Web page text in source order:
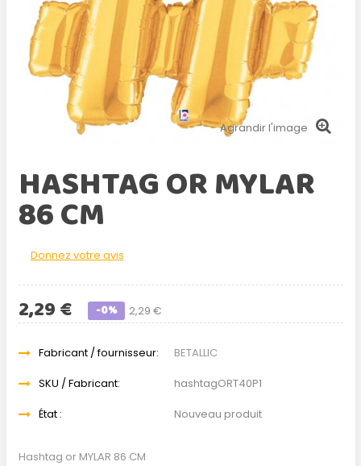
Agrandir l'image
HASHTAG OR MYLAR
86 CM
Donnez votre avis
2,29 €
2,29 € -0%
Fabricant / fournisseur:
BETALLIC
SKU / Fabricant:
hashtagORT40P1
État :
Nouveau produit
Hashtag or MYLAR 86 CM